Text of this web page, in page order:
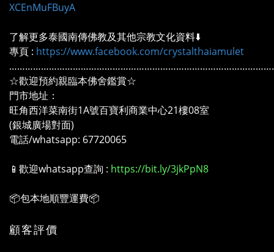
XCEnMuFBuyA
了解更多泰國南傳佛教及其他宗教文化資料⬇️
專頁 : https://www.facebook.com/crystalthaiamulet
☆歡迎預約親臨本佛舍鑑賞☆
門市地址：
旺角西洋菜南街1A號百寶利商業中心21樓08室
(銀城廣場對面)
電話/whatsapp: 67720065
📱歡迎whatsapp查詢 : https://bit.ly/3jkPpN8
📦包本地順豐運費📦
顧客評價